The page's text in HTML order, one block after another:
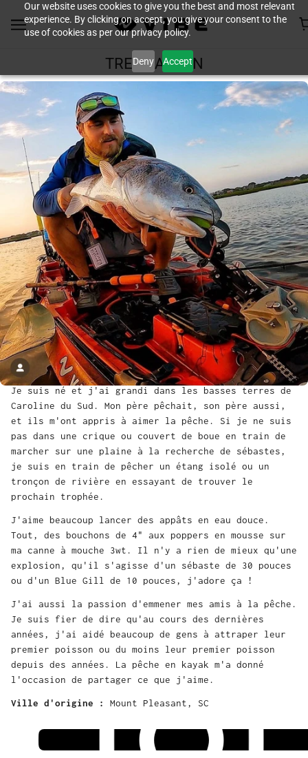
Our website uses cookies to give you the best and most relevant
experience. By clicking on accept, you give your consent to the
use of cookies as per our privacy policy.
Deny Accept
TREY CARDEN
Je suis né et j'ai grandi dans les basses terres de
Caroline du Sud. Mon père pêchait, son père aussi,
et ils m'ont appris à aimer la pêche. Si je ne suis
pas dans une crique ou couvert de boue en train de
marcher sur une plaine à la recherche de sébastes,
je suis en train de pêcher un étang isolé ou un
tronçon de rivière en essayant de trouver le
prochain trophée.
J'aime beaucoup lancer des appâts en eau douce.
Tout, des bouchons de 4" aux poppers en mousse sur
ma canne à mouche 3wt. Il n'y a rien de mieux qu'une
explosion, qu'il s'agisse d'un sébaste de 30 pouces
ou d'un Blue Gill de 10 pouces, j'adore ça !
J'ai aussi la passion d'emmener mes amis à la pêche.
Je suis fier de dire qu'au cours des dernières
années, j'ai aidé beaucoup de gens à attraper leur
premier poisson ou du moins leur premier poisson
depuis des années. La pêche en kayak m'a donné
l'occasion de partager ce que j'aime.
Ville d'origine : Mount Pleasant, SC